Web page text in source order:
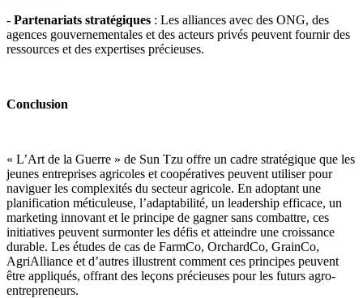
- Partenariats stratégiques : Les alliances avec des ONG, des
agences gouvernementales et des acteurs privés peuvent fournir des
ressources et des expertises précieuses.
Conclusion
« L’Art de la Guerre » de Sun Tzu offre un cadre stratégique que les
jeunes entreprises agricoles et coopératives peuvent utiliser pour
naviguer les complexités du secteur agricole. En adoptant une
planification méticuleuse, l’adaptabilité, un leadership efficace, un
marketing innovant et le principe de gagner sans combattre, ces
initiatives peuvent surmonter les défis et atteindre une croissance
durable. Les études de cas de FarmCo, OrchardCo, GrainCo,
AgriAlliance et d’autres illustrent comment ces principes peuvent
être appliqués, offrant des leçons précieuses pour les futurs agro-
entrepreneurs.